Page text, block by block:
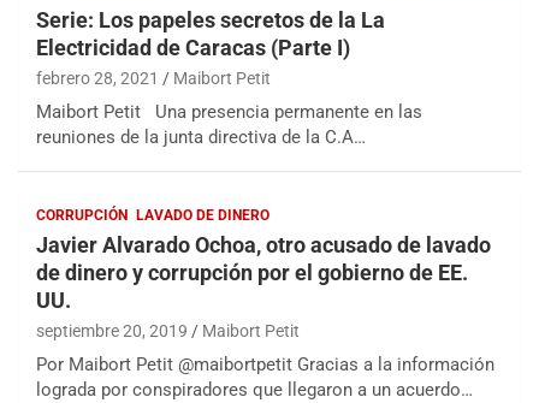
Serie: Los papeles secretos de la La
Electricidad de Caracas (Parte I)
febrero 28, 2021 Maibort Petit
Maibort Petit Una presencia permanente en las
reuniones de la junta directiva de la C.A…
CORRUPCIÓN LAVADO DE DINERO
Javier Alvarado Ochoa, otro acusado de lavado
de dinero y corrupción por el gobierno de EE.
UU.
septiembre 20, 2019 Maibort Petit
Por Maibort Petit @maibortpetit Gracias a la información
lograda por conspiradores que llegaron a un acuerdo…